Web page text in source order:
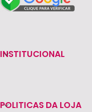
INSTITUCIONAL
POLITICAS DA LOJA